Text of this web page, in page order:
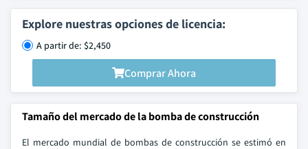
Explore nuestras opciones de licencia:
A partir de: $2,450
Comprar Ahora
Tamaño del mercado de la bomba de construcción
El mercado mundial de bombas de construcción se estimó en